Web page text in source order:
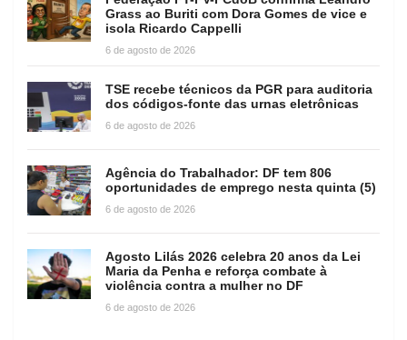
Grass ao Buriti com Dora Gomes de vice e
isola Ricardo Cappelli
6 de agosto de 2026
TSE recebe técnicos da PGR para auditoria
dos códigos-fonte das urnas eletrônicas
6 de agosto de 2026
Agência do Trabalhador: DF tem 806
oportunidades de emprego nesta quinta (5)
6 de agosto de 2026
Agosto Lilás 2026 celebra 20 anos da Lei
Maria da Penha e reforça combate à
violência contra a mulher no DF
6 de agosto de 2026